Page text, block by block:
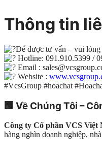
Thông tin
Để được tư vấn – vui lòng
Hotline: 091.910.5399 /
Email :
Website :
#VcsGroup #hoachat
🏢 Về Chúng Tôi –
Công ty Cổ phần VCS Việt
hàng nghìn doanh nghiệp,